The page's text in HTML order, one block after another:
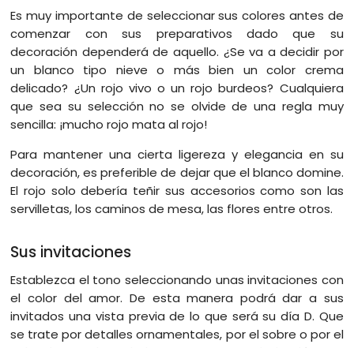
Es muy importante de seleccionar sus colores antes de
comenzar con sus preparativos dado que su
decoración dependerá de aquello. ¿Se va a decidir por
un blanco tipo nieve o más bien un color crema
delicado? ¿Un rojo vivo o un rojo burdeos? Cualquiera
que sea su selección no se olvide de una regla muy
sencilla: ¡mucho rojo mata al rojo!
Para mantener una cierta ligereza y elegancia en su
decoración, es preferible de dejar que el blanco domine.
El rojo solo debería teñir sus accesorios como son las
servilletas, los caminos de mesa, las flores entre otros.
Sus invitaciones
Establezca el tono seleccionando unas invitaciones con
el color del amor. De esta manera podrá dar a sus
invitados una vista previa de lo que será su día D. Que
se trate por detalles ornamentales, por el sobre o por el